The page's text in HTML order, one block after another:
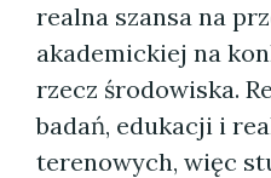
realna szansa na
akademickiej na
rzecz środowiska.
badań, edukacji i
terenowych, więc